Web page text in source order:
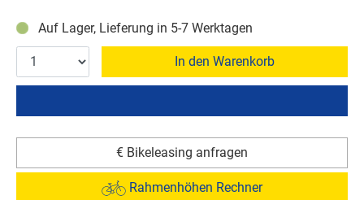
Auf Lager, Lieferung in 5-7 Werktagen
In den Warenkorb
€ Bikeleasing anfragen
Rahmenhöhen Rechner